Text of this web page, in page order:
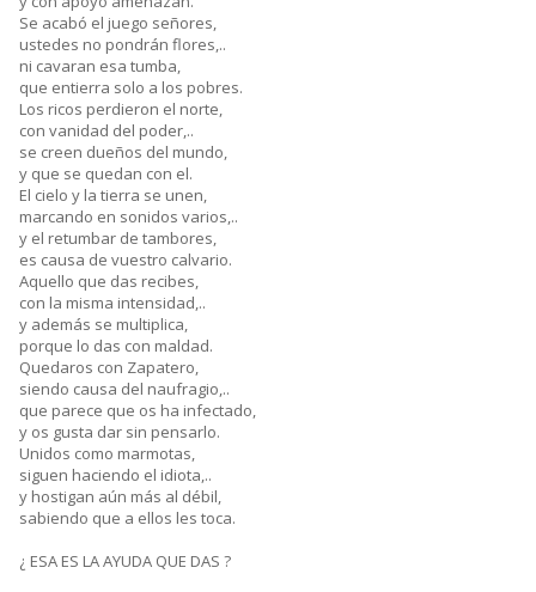
Se acabó el juego señores,
ustedes no pondrán flores,..
ni cavaran esa tumba,
que entierra solo a los pobres.
Los ricos perdieron el norte,
con vanidad del poder,..
se creen dueños del mundo,
y que se quedan con el.
El cielo y la tierra se unen,
marcando en sonidos varios,..
y el retumbar de tambores,
es causa de vuestro calvario.
Aquello que das recibes,
con la misma intensidad,..
y además se multiplica,
porque lo das con maldad.
Quedaros con Zapatero,
siendo causa del naufragio,..
que parece que os ha infectado,
y os gusta dar sin pensarlo.
Unidos como marmotas,
siguen haciendo el idiota,..
y hostigan aún más al débil,
sabiendo que a ellos les toca.
¿ ESA ES LA AYUDA QUE DAS ?